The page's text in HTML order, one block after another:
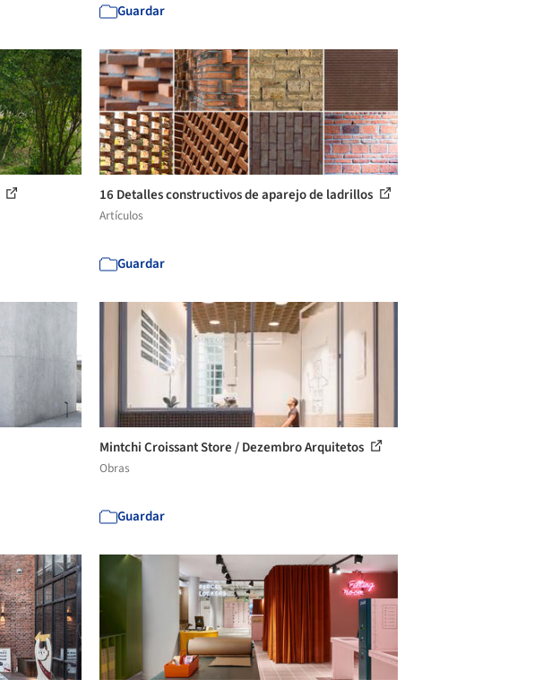
Guardar
16 Detalles constructivos de aparejo de ladrillos
Artículos
Guardar
Mintchi Croissant Store / Dezembro Arquitetos
Obras
Guardar